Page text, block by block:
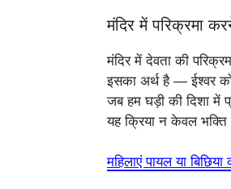
मंदिर में परिक्रमा
मंदिर में देवता की
इसका अर्थ है — ईश्वर
जब हम घड़ी की दिशा में
यह क्रिया न केवल
महिलाएं पायल या